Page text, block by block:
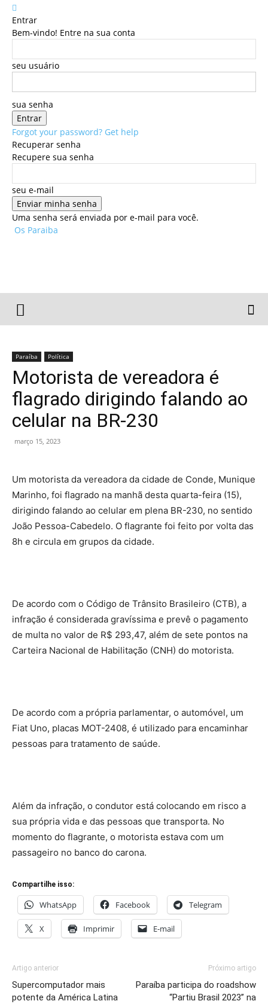
Entrar
Bem-vindo! Entre na sua conta
seu usuário
sua senha
Forgot your password? Get help
Recuperar senha
Recupere sua senha
seu e-mail
Uma senha será enviada por e-mail para você.
Os Paraiba
Paraíba Política
Motorista de vereadora é
flagrado dirigindo falando ao
celular na BR-230
março 15, 2023
Um motorista da vereadora da cidade de Conde, Munique
Marinho, foi flagrado na manhã desta quarta-feira (15),
dirigindo falando ao celular em plena BR-230, no sentido
João Pessoa-Cabedelo. O flagrante foi feito por volta das
8h e circula em grupos da cidade.
De acordo com o Código de Trânsito Brasileiro (CTB), a
infração é considerada gravíssima e prevê o pagamento
de multa no valor de R$ 293,47, além de sete pontos na
Carteira Nacional de Habilitação (CNH) do motorista.
De acordo com a própria parlamentar, o automóvel, um
Fiat Uno, placas MOT-2408, é utilizado para encaminhar
pessoas para tratamento de saúde.
Além da infração, o condutor está colocando em risco a
sua própria vida e das pessoas que transporta. No
momento do flagrante, o motorista estava com um
passageiro no banco do carona.
Compartilhe isso:
WhatsApp Facebook Telegram
X Imprimir E-mail
Artigo anterior
Supercomputador mais
potente da América Latina
Próximo artigo
Paraíba participa do roadshow
“Partiu Brasil 2023” na